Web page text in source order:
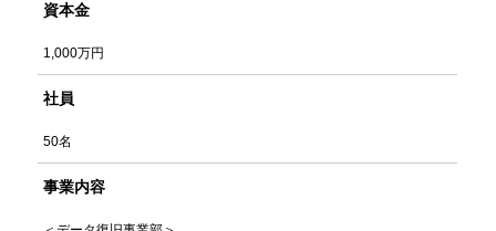
資本金
1,000万円
社員
50名
事業内容